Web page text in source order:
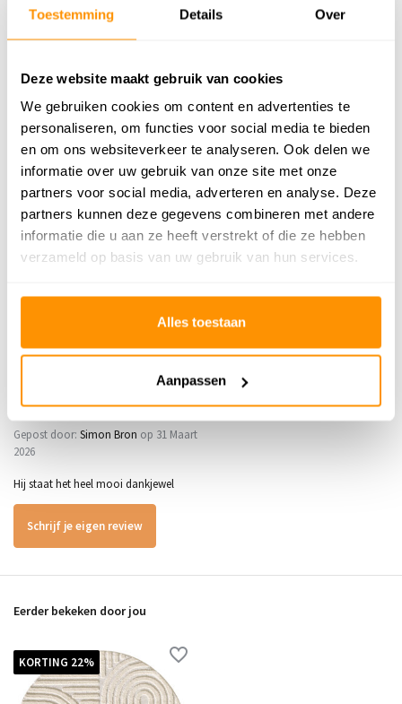
Toestemming Details Over
Deze website maakt gebruik van cookies
We gebruiken cookies om content en advertenties te
personaliseren, om functies voor social media te bieden
en om ons websiteverkeer te analyseren. Ook delen we
informatie over uw gebruik van onze site met onze
partners voor social media, adverteren en analyse. Deze
partners kunnen deze gegevens combineren met andere
informatie die u aan ze heeft verstrekt of die ze hebben
verzameld op basis van uw gebruik van hun services.
Alles toestaan
Aanpassen
Adviesprijs
69,95 22% Je bespaart 20 euro
Vloerverwarming
buiten?
Anti allergie Ja
Gecertificeerd OEKO-TEX®
5/5
Gepost door: Simon Bron op 31 Maart
2026
Hij staat het heel mooi dankjewel
Schrijf je eigen review
Eerder bekeken door jou
KORTING 22%